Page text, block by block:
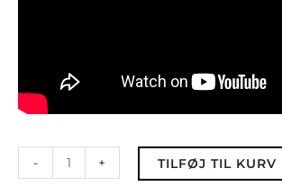
- + TILFØJ TIL KURV